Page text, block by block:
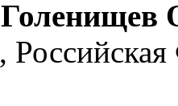
Голенищев
,